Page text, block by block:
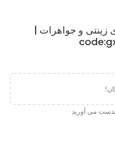
و جواهرات |
می آورید